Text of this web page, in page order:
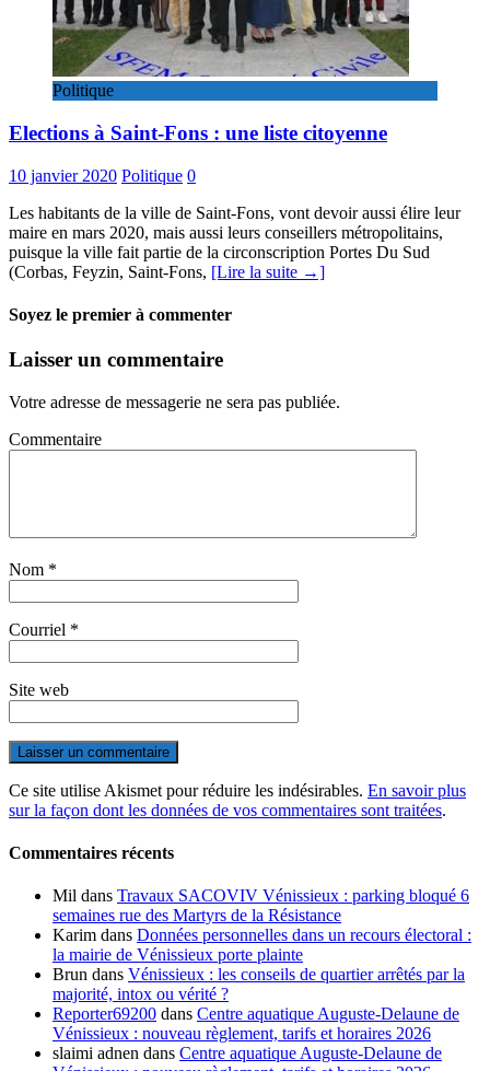
Politique
Elections à Saint-Fons : une liste citoyenne
10 janvier 2020 Politique 0
Les habitants de la ville de Saint-Fons, vont devoir aussi élire leur
maire en mars 2020, mais aussi leurs conseillers métropolitains,
puisque la ville fait partie de la circonscription Portes Du Sud
(Corbas, Feyzin, Saint-Fons, [Lire la suite →]
Soyez le premier à commenter
Laisser un commentaire
Votre adresse de messagerie ne sera pas publiée.
Commentaire
Nom *
Courriel *
Site web
Ce site utilise Akismet pour réduire les indésirables. En savoir plus
sur la façon dont les données de vos commentaires sont traitées.
Commentaires récents
Mil dans Travaux SACOVIV Vénissieux : parking bloqué 6
semaines rue des Martyrs de la Résistance
Karim dans Données personnelles dans un recours électoral :
la mairie de Vénissieux porte plainte
Brun dans Vénissieux : les conseils de quartier arrêtés par la
majorité, intox ou vérité ?
Reporter69200 dans Centre aquatique Auguste-Delaune de
Vénissieux : nouveau règlement, tarifs et horaires 2026
slaimi adnen dans Centre aquatique Auguste-Delaune de